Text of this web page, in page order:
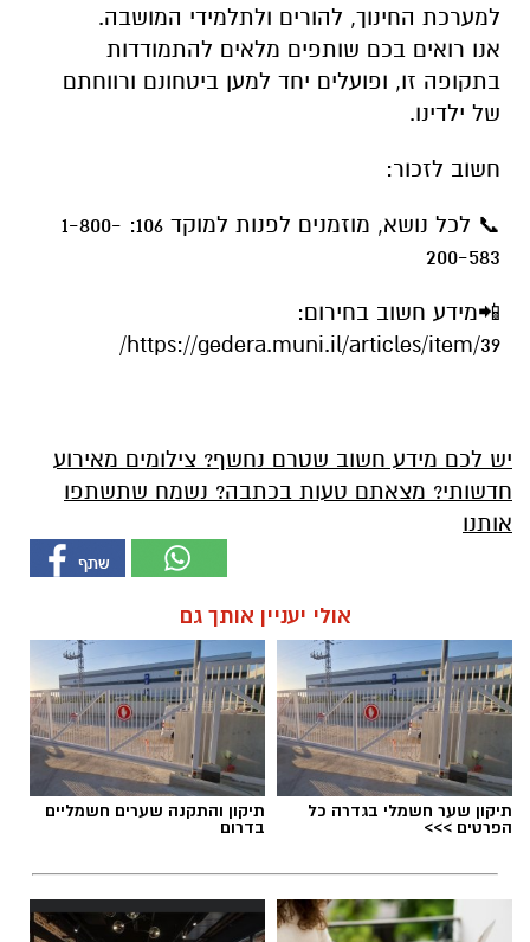
למערכת החינוך, להורים ולתלמידי המושבה.
אנו רואים בכם שותפים מלאים להתמודדות
בתקופה זו, ופועלים יחד למען ביטחונם ורווחתם
של ילדינו.
חשוב לזכור:
📞 לכל נושא, מוזמנים לפנות למוקד 106: 1-800-
200-583
📲מידע חשוב בחירום:
https://gedera.muni.il/articles/item/39/
יש לכם מידע חשוב שטרם נחשף? צילומים מאירוע
חדשותי? מצאתם טעות בכתבה? נשמח שתשתפו
אותנו
אולי יעניין אותך גם
תיקון שער חשמלי בגדרה כל
הפרטים >>>
תיקון והתקנה שערים חשמליים
בדרום